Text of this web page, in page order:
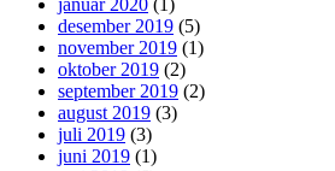
desember 2019 (5)
november 2019 (1)
oktober 2019 (2)
september 2019 (2)
august 2019 (3)
juli 2019 (3)
juni 2019 (1)